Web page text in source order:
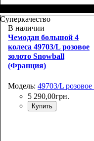
55х39х20+5
Суперкачество
В наличии
Чемодан большой 4
колеса 49703/L розовое
золото Snowball
(Франция)
Модель: 49703/L розовое
5 290,00грн.
Купить